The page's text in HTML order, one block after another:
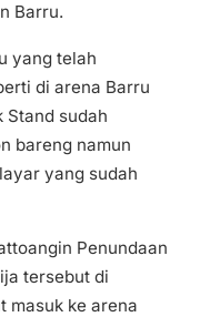
Barru.
yang telah
di arena Barru
Stand sudah
bareng namun
yang sudah
Penundaan
tersebut di
masuk ke arena